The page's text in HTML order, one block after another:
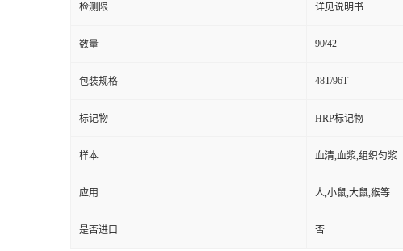
检测限 详见说明书
数量 90/42
包装规格 48T/96T
标记物 HRP标记物
样本 血清,血浆,组织匀浆
应用 人,小鼠,大鼠,猴等
是否进口 否